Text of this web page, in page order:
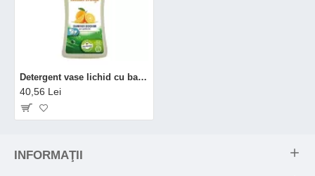
Detergent vase lichid cu balsam bio portocala (1 litru), Sodasan
40,56 Lei
INFORMAŢII